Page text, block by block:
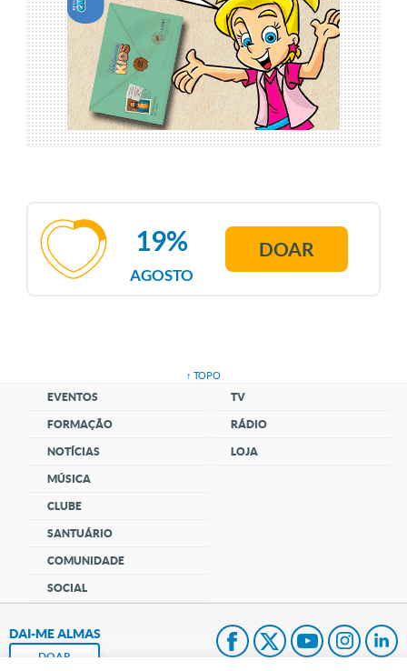
AGOSTO
19% DOAR
↑ TOPO
EVENTOS
FORMAÇÃO
NOTÍCIAS
MÚSICA
CLUBE
SANTUÁRIO
COMUNIDADE
SOCIAL
TV
RÁDIO
LOJA
DAI-ME ALMAS
DOAR